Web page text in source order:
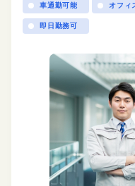
車通勤可能 オフィ
即日勤務可